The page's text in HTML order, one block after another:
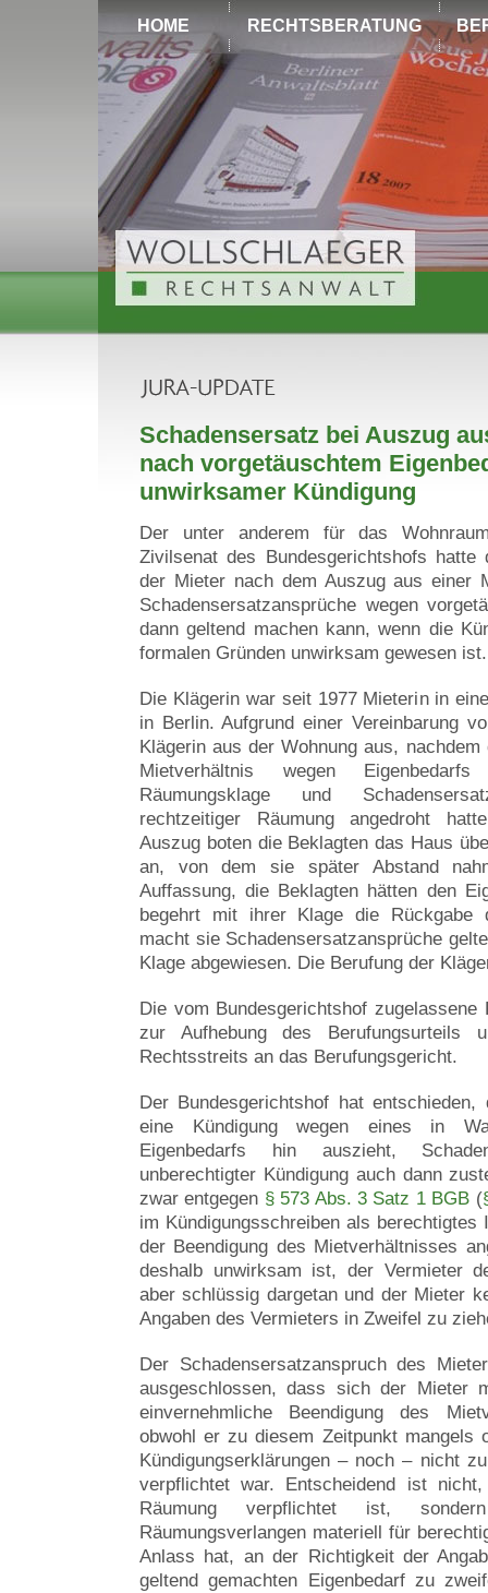
HOME RECHTSBERATUNG
Schadensersatz bei Auszug
nach vorgetäuschtem
unwirksamer Kündigung
Der unter anderem für das
Zivilsenat des Bundesgerichtshofs hatte
der Mieter nach dem Auszug aus einer
Schadensersatzansprüche wegen
dann geltend machen kann, wenn die
formalen Gründen unwirksam gewesen ist.
Die Klägerin war seit 1977 Mieterin in
in Berlin. Aufgrund einer Vereinbarung
Klägerin aus der Wohnung aus,
Mietverhältnis wegen
Räumungsklage und
rechtzeitiger Räumung angedroht
Auszug boten die Beklagten das Haus
an, von dem sie später Abstand
Auffassung, die Beklagten hätten den
begehrt mit ihrer Klage die Rückgabe
macht sie Schadensersatzansprüche
Klage abgewiesen. Die Berufung der
Die vom Bundesgerichtshof
zur Aufhebung des Berufungsurteils
Rechtsstreits an das Berufungsgericht.
Der Bundesgerichtshof hat
eine Kündigung wegen eines in
Eigenbedarfs hin auszieht,
unberechtigter Kündigung auch dann
zwar entgegen § 573 Abs. 3 Satz 1 BGB (
im Kündigungsschreiben als
der Beendigung des Mietverhältnisses
deshalb unwirksam ist, der Vermieter
aber schlüssig dargetan und der Mieter
Angaben des Vermieters in Zweifel zu
Der Schadensersatzanspruch des
ausgeschlossen, dass sich der Mieter
einvernehmliche Beendigung des
obwohl er zu diesem Zeitpunkt mangels
Kündigungserklärungen – noch – nicht
verpflichtet war. Entscheidend ist
Räumung verpflichtet ist,
Räumungsverlangen materiell für
Anlass hat, an der Richtigkeit der
geltend gemachten Eigenbedarf zu